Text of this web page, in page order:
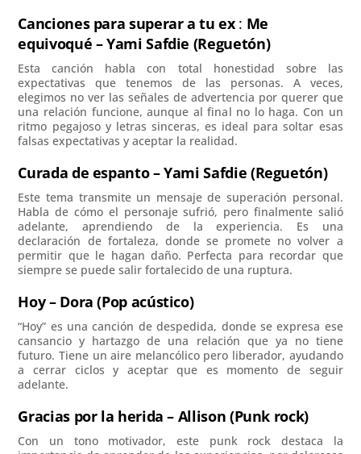
Canciones para superar a tu ex: Me
equivoqué – Yami Safdie (Reguetón)
Esta canción habla con total honestidad sobre las
expectativas que tenemos de las personas. A veces,
elegimos no ver las señales de advertencia por querer que
una relación funcione, aunque al final no lo haga. Con un
ritmo pegajoso y letras sinceras, es ideal para soltar esas
falsas expectativas y aceptar la realidad.
Curada de espanto – Yami Safdie (Reguetón)
Este tema transmite un mensaje de superación personal.
Habla de cómo el personaje sufrió, pero finalmente salió
adelante, aprendiendo de la experiencia. Es una
declaración de fortaleza, donde se promete no volver a
permitir que le hagan daño. Perfecta para recordar que
siempre se puede salir fortalecido de una ruptura.
Hoy – Dora (Pop acústico)
“Hoy” es una canción de despedida, donde se expresa ese
cansancio y hartazgo de una relación que ya no tiene
futuro. Tiene un aire melancólico pero liberador, ayudando
a cerrar ciclos y aceptar que es momento de seguir
adelante.
Gracias por la herida – Allison (Punk rock)
Con un tono motivador, este punk rock destaca la